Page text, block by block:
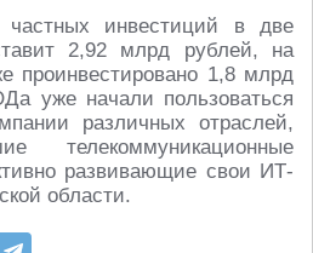
инвестиций в две
2,92 млрд рублей, на
проинвестировано 1,8 млрд
уже начали пользоваться
различных отраслей,
телекоммуникационные
развивающие свои ИТ-
области.